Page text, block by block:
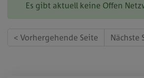
Es gibt aktuell keine Offen
< Vorhergehende Seite Nächste